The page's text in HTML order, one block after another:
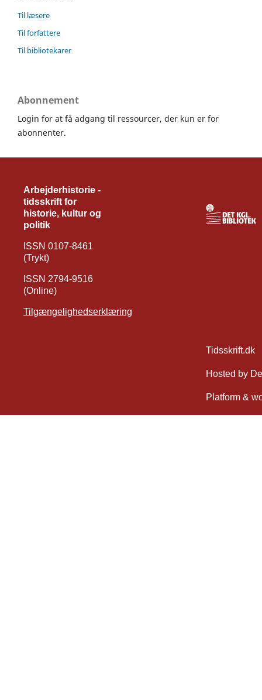
Til læsere
Til forfattere
Til bibliotekarer
Abonnement
Login for at få adgang til ressourcer, der kun er for
abonnenter.
Arbejderhistorie -
tidsskrift for
historie, kultur og
politik
ISSN 0107-8461
(Trykt)
ISSN 2794-9516
(Online)
Tilgængelighedserklæring